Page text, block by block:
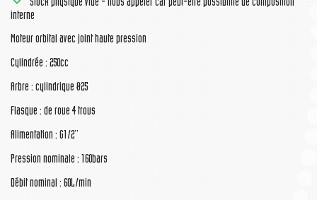
Stock physique vide - nous appeler car peut-être possibilité de composition
interne
Moteur orbital avec joint haute pression
Cylindrée : 250cc
Arbre : cylindrique Ø25
Flasque : de roue 4 trous
Alimentation : G1/2''
Pression nominale : 160bars
Débit nominal : 60L/min